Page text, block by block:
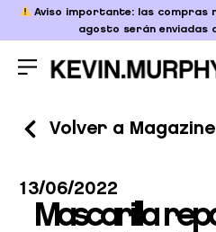
Aviso importante: las compras
agosto serán enviadas
Volver a Magazine
13/06/2022
Mascarilla